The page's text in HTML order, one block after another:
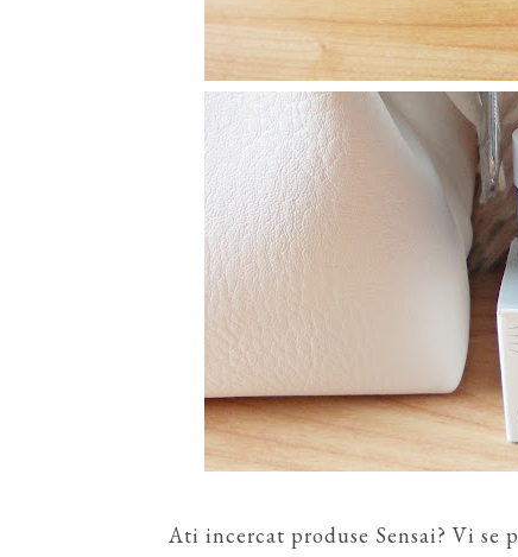
Ati incercat produse Sensai? Vi se